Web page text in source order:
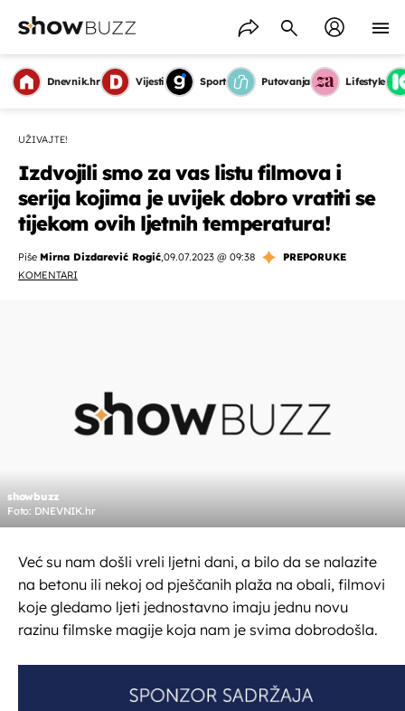
Dnevnik.hr Vijesti Sport Putovanja Lifestyle
UŽIVAJTE!
Izdvojili smo za vas listu filmova i
serija kojima je uvijek dobro vratiti se
tijekom ovih ljetnih temperatura!
Piše Mirna Dizdarević Rogić,09.07.2023 @ 09:38
PREPORUKE
KOMENTARI
showbuzz
Foto: DNEVNIK.hr
Već su nam došli vreli ljetni dani, a bilo da se nalazite
na betonu ili nekoj od pješčanih plaža na obali, filmovi
koje gledamo ljeti jednostavno imaju jednu novu
razinu filmske magije koja nam je svima dobrodošla.